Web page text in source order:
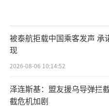
被泰航拒载中国乘客发声 承
现
2026-08-06 10:14:52
泽连斯基：盟友援乌导弹拦
截危机加剧